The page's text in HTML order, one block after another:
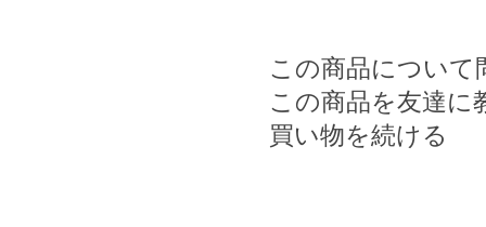
この商品について
この商品を友達に
買い物を続ける